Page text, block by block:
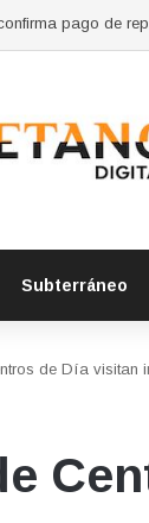
denuncian
Subterráneo
de Día visitan